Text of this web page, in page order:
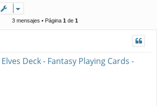
3 mensajes • Página 1 de 1
Deck - Fantasy Playing Cards -